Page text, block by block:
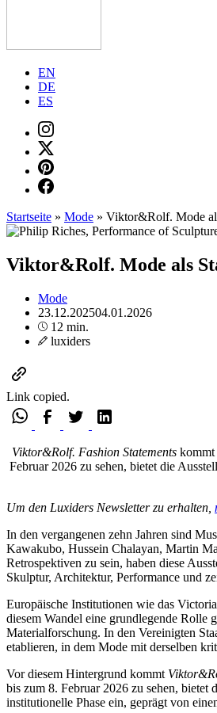
EN
DE
ES
Startseite » Mode » Viktor&Rolf. Mode
Viktor&Rolf. Mode als
Mode
23.12.202504.01.2026
12 min.
luxiders
Link copied.
Viktor&Rolf. Fashion Statementskommt
Februar 2026 zu sehen, bietet die
Um den Luxiders Newsletter zu erhalten,
In den vergangenen zehn Jahren sind
Kawakubo, Hussein Chalayan, Martin
Retrospektiven zu sein, haben diese
Skulptur, Architektur, Performance und
Europäische Institutionen wie das
diesem Wandel eine grundlegende Rolle
Materialforschung. In den Vereinigten
etablieren, in dem Mode mit derselben
Vor diesem Hintergrund kommt
bis zum 8. Februar 2026 zu sehen,
institutionelle Phase ein, geprägt von